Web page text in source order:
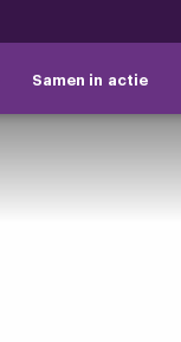
Samen in actie